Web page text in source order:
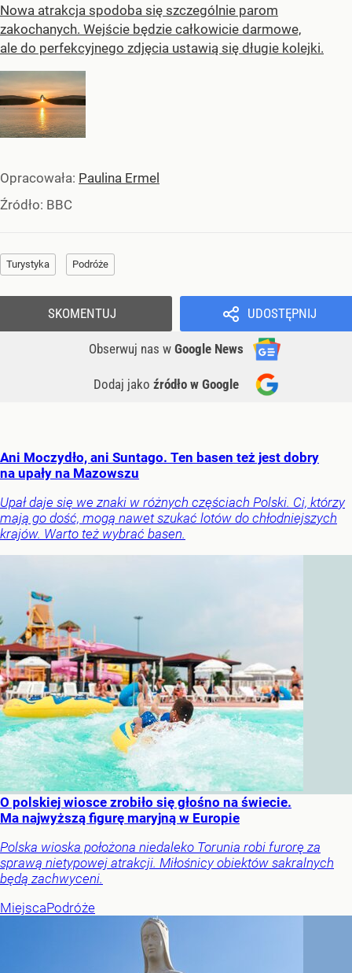
Nowa atrakcja spodoba się szczególnie parom
zakochanych. Wejście będzie całkowicie darmowe,
ale do perfekcyjnego zdjęcia ustawią się długie kolejki.
Opracowała: Paulina Ermel
Źródło: BBC
Turystyka Podróże
UDOSTĘPNIJ
Obserwuj nas w Google News
Dodaj jako źródło w Google
SKOMENTUJ
Ani Moczydło, ani Suntago. Ten basen też jest dobry
na upały na Mazowszu
Upał daje się we znaki w różnych częściach Polski. Ci, którzy
mają go dość, mogą nawet szukać lotów do chłodniejszych
krajów. Warto też wybrać basen.
O polskiej wiosce zrobiło się głośno na świecie.
Ma najwyższą figurę maryjną w Europie
Polska wioska położona niedaleko Torunia robi furorę za
sprawą nietypowej atrakcji. Miłośnicy obiektów sakralnych
będą zachwyceni.
MiejscaPodróże